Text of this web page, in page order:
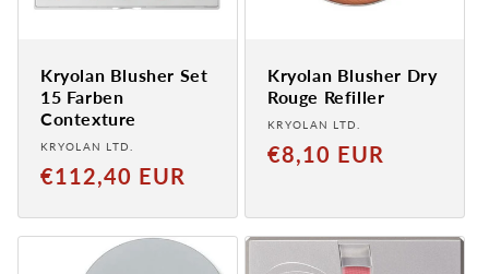
Kryolan Blusher Set
15 Farben
Contexture
Provider:
KRYOLAN LTD.
Normaler
€112,40 EUR
Kryolan Blusher Dry
Rouge Refiller
Provider:
KRYOLAN LTD.
Normaler
€8,10 EUR